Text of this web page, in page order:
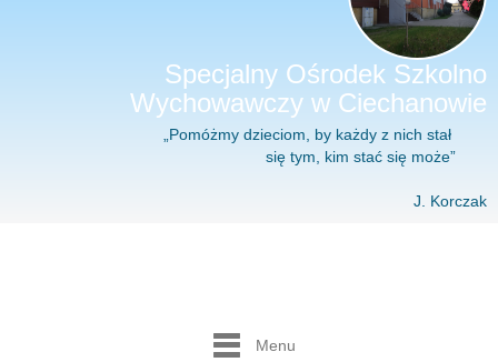
Specjalny Ośrodek Szkolno
Wychowawczy w Ciechanowie
„Pomóżmy dzieciom, by każdy z nich stał
się tym, kim stać się może”
J. Korczak
Menu